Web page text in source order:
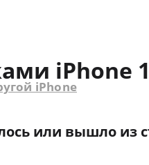
iPhone
iPhone
или вышло из